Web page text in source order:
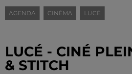
AGENDA CINÉMA LUCÉ
LUCÉ - CINÉ
& STITCH